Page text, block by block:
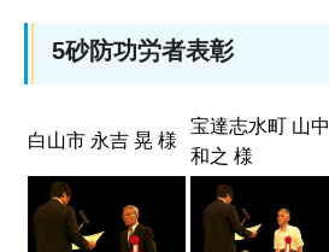
5砂防功労者表彰
白山市 永吉 晃 様
宝達志水町 山中
和之 様